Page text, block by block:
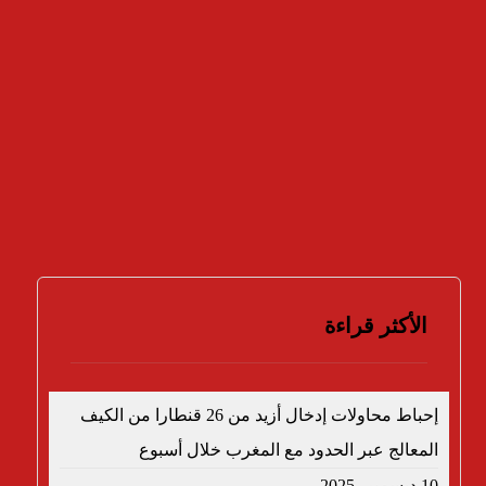
الأكثر قراءة
إحباط محاولات إدخال أزيد من 26 قنطارا من الكيف
المعالج عبر الحدود مع المغرب خلال أسبوع